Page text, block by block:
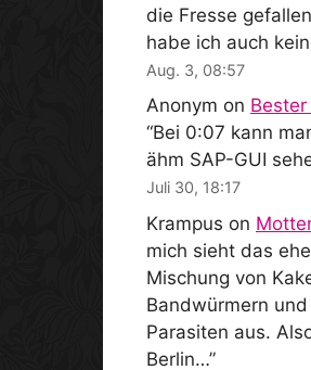
die Fresse
habe ich auch
Aug. 3, 08:57
Anonym on
“Bei 0:07 kann
ähm SAP-GUI
Juli 30, 18:17
Krampus on
mich sieht das
Mischung von
Bandwürmern
Parasiten aus.
Berlin…”